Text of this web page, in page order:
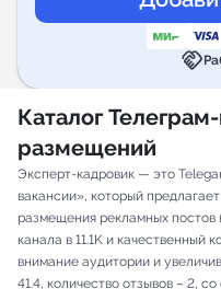
handshake
Каталог
размещений
Эксперт-кадровик — это
вакансии», который
размещения рекламных постов
канала в 11.1K и качественный
внимание аудитории и
41.4, количество отзывов – 2,